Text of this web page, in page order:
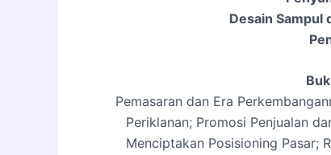
Desain Sampul
Pemasaran dan Era
Periklanan; Promosi Penjualan
Menciptakan Posisioning Pasar;